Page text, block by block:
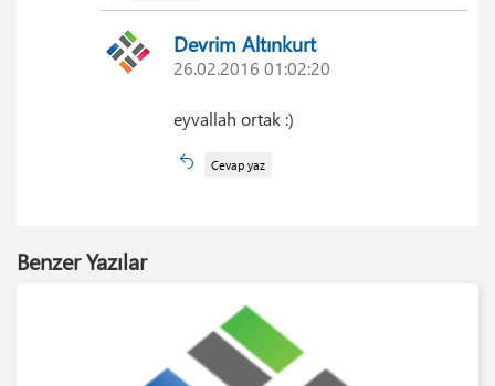
Devrim Altınkurt
26.02.2016 01:02:20
eyvallah ortak :)
Cevap yaz
Benzer Yazılar